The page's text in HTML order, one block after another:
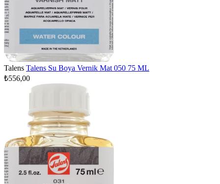
Talens Talens Su Boya Vernik Mat 050 75 ML
₺556,00